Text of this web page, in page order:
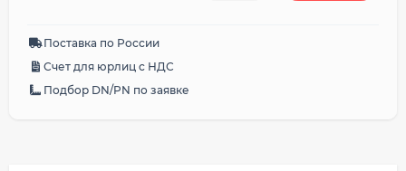
Поставка по России
Счет для юрлиц с НДС
Подбор DN/PN по заявке